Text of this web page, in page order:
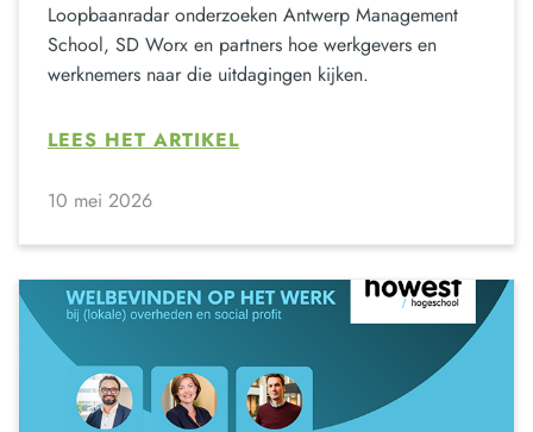
Loopbaanradar onderzoeken Antwerp Management
School, SD Worx en partners hoe werkgevers en
werknemers naar die uitdagingen kijken.
LEES HET ARTIKEL
10 mei 2026